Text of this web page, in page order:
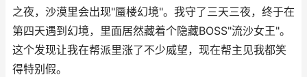
之夜，沙漠里会出现"蜃楼幻境"。我守了三天三夜，终于在
第四天遇到幻境，里面居然藏着个隐藏BOSS"流沙女王"。
这个发现让我在帮派里涨了不少威望，现在帮主见我都笑
得特别假。